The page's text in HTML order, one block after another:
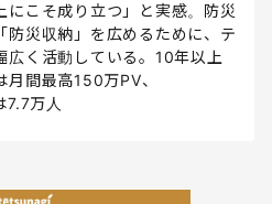
にこそ成り立つ」と実感。防災
防災収納」を広めるために、テ
広く活動している。10年以上
間最高150万PV、
万人